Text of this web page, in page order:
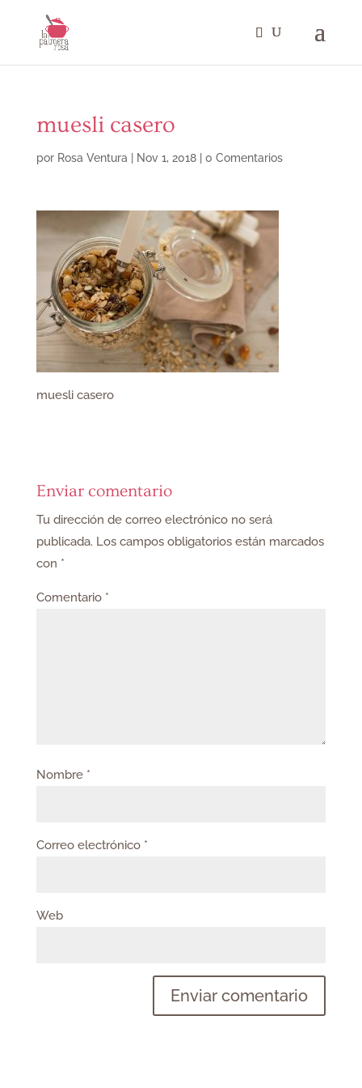
muesli casero
por Rosa Ventura Nov 1, 2018| 0 Comentarios
muesli casero
Enviar comentario
Tu dirección de correo electrónico no será
publicada. Los campos obligatorios están marcados
con *
Comentario *
Nombre *
Correo electrónico *
Web